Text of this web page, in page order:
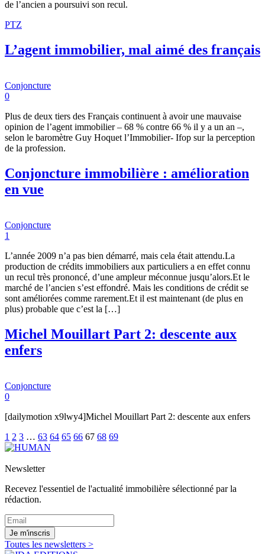
de l’ancien a poursuivi son recul.
PTZ
L’agent immobilier, mal aimé des français
Conjoncture
0
Plus de deux tiers des Français continuent à avoir une mauvaise
opinion de l’agent immobilier – 68 % contre 66 % il y a un an –,
selon le baromètre Guy Hoquet l’Immobilier- Ifop sur la perception
de la profession.
Conjoncture immobilière : amélioration
en vue
Conjoncture
1
L’année 2009 n’a pas bien démarré, mais cela était attendu.La
production de crédits immobiliers aux particuliers a en effet connu
un recul très prononcé, d’une ampleur méconnue jusqu’alors.Et le
marché de l’ancien s’est effondré. Mais les conditions de crédit se
sont améliorées comme rarement.Et il est maintenant (de plus en
plus) probable que c’est la […]
Michel Mouillart Part 2: descente aux
enfers
Conjoncture
0
[dailymotion x9lwy4]Michel Mouillart Part 2: descente aux enfers
1 2 3 … 63 64 65 66 67 68 69
Newsletter
Recevez l'essentiel de l'actualité immobilière sélectionné par la
rédaction.
Je m'inscris
Toutes les newsletters >